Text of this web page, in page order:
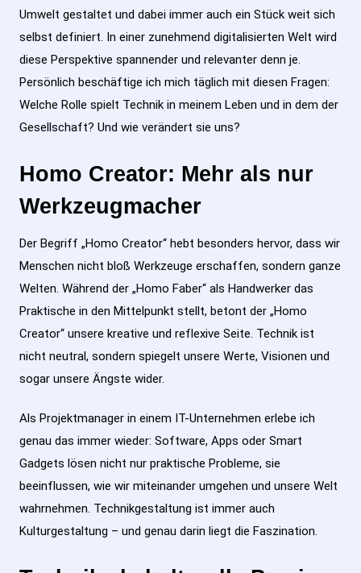
Umwelt gestaltet und dabei immer auch ein Stück weit sich
selbst definiert. In einer zunehmend digitalisierten Welt wird
diese Perspektive spannender und relevanter denn je.
Persönlich beschäftige ich mich täglich mit diesen Fragen:
Welche Rolle spielt Technik in meinem Leben und in dem der
Gesellschaft? Und wie verändert sie uns?
Homo Creator: Mehr als nur
Werkzeugmacher
Der Begriff „Homo Creator“ hebt besonders hervor, dass wir
Menschen nicht bloß Werkzeuge erschaffen, sondern ganze
Welten. Während der „Homo Faber“ als Handwerker das
Praktische in den Mittelpunkt stellt, betont der „Homo
Creator“ unsere kreative und reflexive Seite. Technik ist
nicht neutral, sondern spiegelt unsere Werte, Visionen und
sogar unsere Ängste wider.
Als Projektmanager in einem IT-Unternehmen erlebe ich
genau das immer wieder: Software, Apps oder Smart
Gadgets lösen nicht nur praktische Probleme, sie
beeinflussen, wie wir miteinander umgehen und unsere Welt
wahrnehmen. Technikgestaltung ist immer auch
Kulturgestaltung – und genau darin liegt die Faszination.